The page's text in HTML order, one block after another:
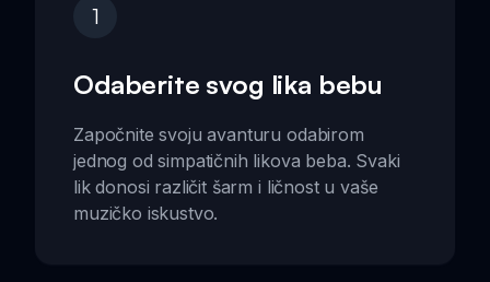
1
Odaberite svog lika bebu
Započnite svoju avanturu odabirom
jednog od simpatičnih likova beba. Svaki
lik donosi različit šarm i ličnost u vaše
muzičko iskustvo.